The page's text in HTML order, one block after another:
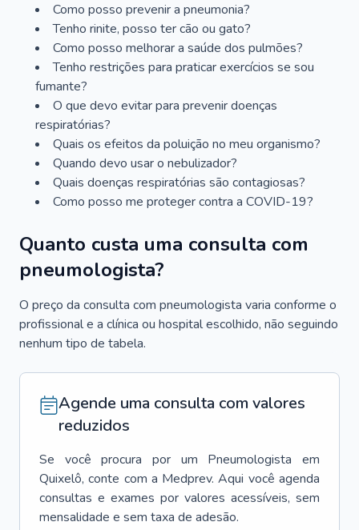
Como posso prevenir a pneumonia?
Tenho rinite, posso ter cão ou gato?
Como posso melhorar a saúde dos pulmões?
Tenho restrições para praticar exercícios se sou
fumante?
O que devo evitar para prevenir doenças
respiratórias?
Quais os efeitos da poluição no meu organismo?
Quando devo usar o nebulizador?
Quais doenças respiratórias são contagiosas?
Como posso me proteger contra a COVID-19?
Quanto custa uma consulta com
pneumologista?
O preço da consulta com pneumologista varia conforme o
profissional e a clínica ou hospital escolhido, não seguindo
nenhum tipo de tabela.
Agende uma consulta com valores
reduzidos
Se você procura por um Pneumologista
em
Quixelô, conte com a Medprev. Aqui você agenda
consultas e exames por valores acessíveis, sem
mensalidade e sem taxa de adesão.